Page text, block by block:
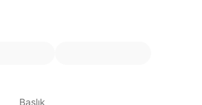
Başlık